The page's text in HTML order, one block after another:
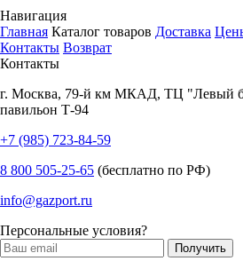
Навигация
Главная Каталог товаров Доставка
Контакты Возврат
Контакты
г. Москва, 79-й км МКАД, ТЦ "Левый
павильон Т-94
+7 (985) 723-84-59
8 800 505-25-65 (бесплатно по РФ)
info@gazport.ru
Персональные условия?